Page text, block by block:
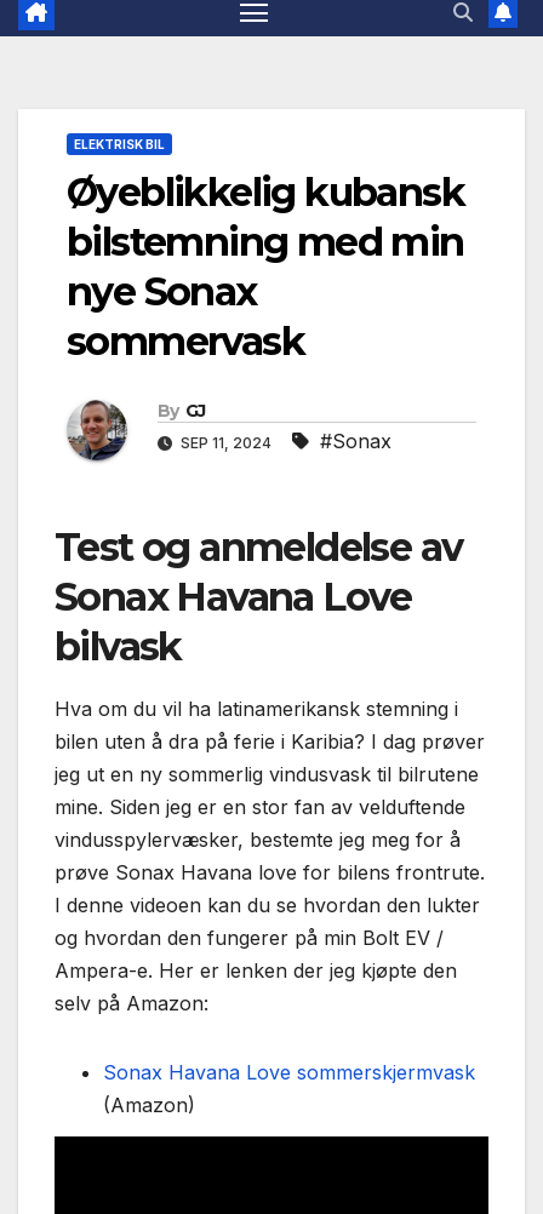
ELEKTRISK BIL
Øyeblikkelig kubansk
bilstemning med min
nye Sonax
sommervask
By GJ
SEP 11, 2024 #Sonax
Test og anmeldelse av
Sonax Havana Love
bilvask
Hva om du vil ha latinamerikansk stemning i
bilen uten å dra på ferie i Karibia? I dag prøver
jeg ut en ny sommerlig vindusvask til bilrutene
mine. Siden jeg er en stor fan av velduftende
vindusspylervæsker, bestemte jeg meg for å
prøve Sonax Havana love for bilens frontrute.
I denne videoen kan du se hvordan den lukter
og hvordan den fungerer på min Bolt EV /
Ampera-e. Her er lenken der jeg kjøpte den
selv på Amazon:
Sonax Havana Love sommerskjermvask
(Amazon)